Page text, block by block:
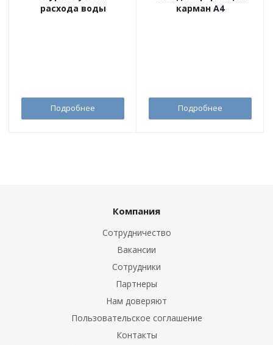
расхода воды
Подробнее
карман А4
Подробнее
Компания
Сотрудничество
Вакансии
Сотрудники
Партнеры
Нам доверяют
Пользовательское соглашение
Контакты